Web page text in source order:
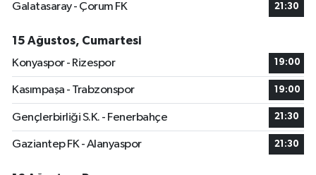
Galatasaray - Çorum FK
21:30
15 Ağustos, Cumartesi
Konyaspor - Rizespor
19:00
Kasımpaşa - Trabzonspor 19:00
Gençlerbirliği S.K. - Fenerbahçe 21:30
Gaziantep FK - Alanyaspor 21:30